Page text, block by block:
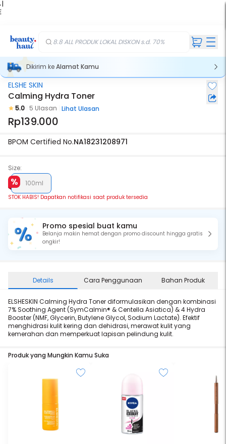
|
8.8 ALL PRODUK LOKAL DISKON s.d. 70%
Dikirim keAlamat Kamu
Stok Habis
ELSHE SKIN
Calming Hydra Toner
5.0 5 Ulasan Lihat Ulasan
Rp139.000
BPOM Certified No.NA18231208971
Size:
100ml
STOK HABIS! Dapatkan notifikasi saat produk tersedia
Promo spesial buat kamu
Belanja makin hemat dengan promo discount hingga gratis
ongkir!
Details Cara Penggunaan Bahan Produk
ELSHESKIN Calming Hydra Toner diformulasikan dengan kombinasi
7% Soothing Agent (SymCalmin® & Centella Asiatica) & 4 Hydra
Booster (NMF, Glycerin, Butylene Glycol, Sodium Lactate). Efektif
menghidrasi kulit kering dan dehidrasi, merawat kulit yang
kemerahan dan memperkuat lapisan pelindung kulit.
Produk yang Mungkin Kamu Suka